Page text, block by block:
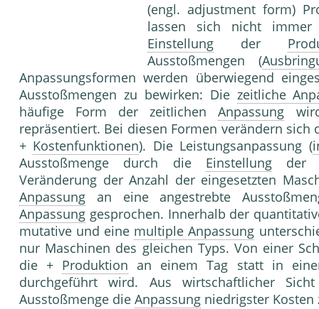
(engl. adjustment form)
lassen sich nicht
Einstellung der
Ausstoßmengen (
Anpassungsformen werden überwiegend
Ausstoßmengen zu bewirken: Die zeitliche
häufige Form der zeitIichenAnpassung
repräsentiert. Bei diesen Formen verändern
+ Kostenfunktionen). Die Leistungsanpassung (
Ausstoßmenge durch die Einstellung
Veränderung der Anzahl der eingesetzten
Anpassung an eine angestrebte
Anpassung gesprochen. Innerhalb der
mutative und eine multiple Anpassung
nur Maschinen des gleichen Typs. Von einer
die + Produktion an einem Tag statt in
durchgeführt wird. Aus wirtschaftlicher
Ausstoßmenge die Anpassung niedrigster